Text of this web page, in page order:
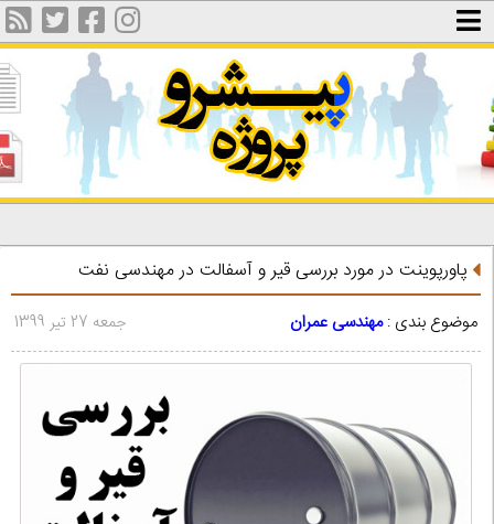
پاورپوینت در مورد بررسی قیر و آسفالت در مهندسی نفت
موضوع بندی :مهندسی عمران جمعه 27 تیر 1399